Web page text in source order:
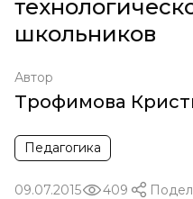
школьников
Автор
Трофимова
Педагогика
09.07.2015 409